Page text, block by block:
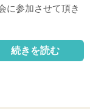
に参加させて頂き
続きを読む